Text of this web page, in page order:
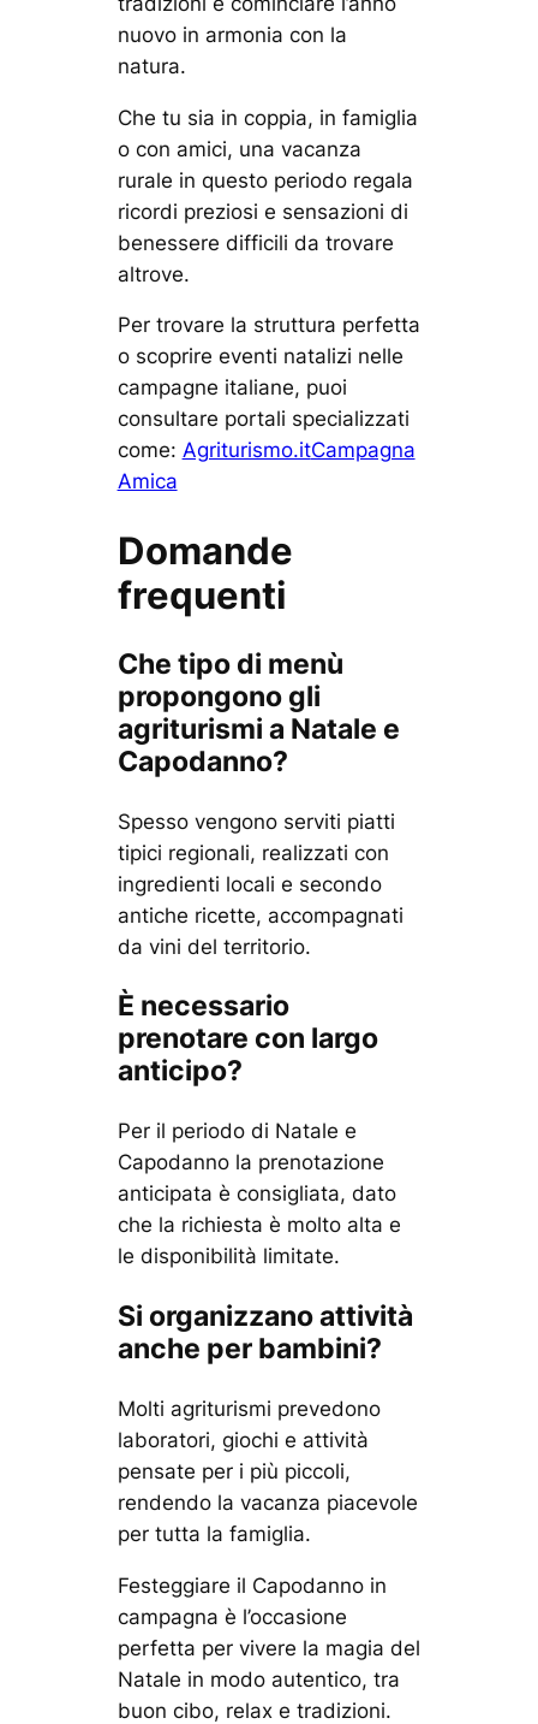
nuovo in armonia con la
natura.
Che tu sia in coppia, in famiglia
o con amici, una vacanza
rurale in questo periodo regala
ricordi preziosi e sensazioni di
benessere difficili da trovare
altrove.
Per trovare la struttura perfetta
o scoprire eventi natalizi nelle
campagne italiane, puoi
consultare portali specializzati
come: Agriturismo.itCampagna
Amica
Domande
frequenti
Che tipo di menù
propongono gli
agriturismi a Natale e
Capodanno?
Spesso vengono serviti piatti
tipici regionali, realizzati con
ingredienti locali e secondo
antiche ricette, accompagnati
da vini del territorio.
È necessario
prenotare con largo
anticipo?
Per il periodo di Natale e
Capodanno la prenotazione
anticipata è consigliata, dato
che la richiesta è molto alta e
le disponibilità limitate.
Si organizzano attività
anche per bambini?
Molti agriturismi prevedono
laboratori, giochi e attività
pensate per i più piccoli,
rendendo la vacanza piacevole
per tutta la famiglia.
Festeggiare il Capodanno in
campagna è l’occasione
perfetta per vivere la magia del
Natale in modo autentico, tra
buon cibo, relax e tradizioni.